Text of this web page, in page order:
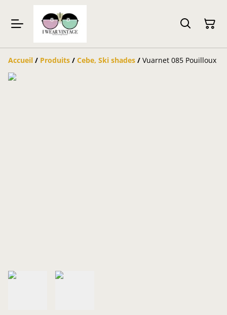
Accueil / Produits / Cebe, Ski shades / Vuarnet 085 Pouilloux